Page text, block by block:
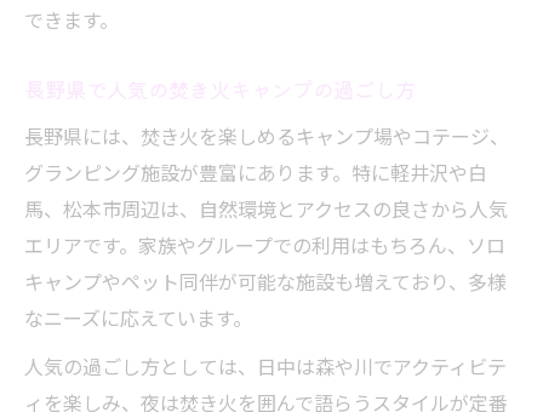
報
焚き火を楽しむ長野キャンプの必須ポイン
ト
アウトドア派向け長野県焚き火キャンプの
工夫
焚き火と自然体験を深める長野キャンプの
魅力
できます。
長野県には、焚き火を楽しめるキャンプ場やコテージ、
グランピング施設が豊富にあります。特に軽井沢や白
馬、松本市周辺は、自然環境とアクセスの良さから人気
エリアです。家族やグループでの利用はもちろん、ソロ
キャンプやペット同伴が可能な施設も増えており、多様
なニーズに応えています。
人気の過ごし方としては、日中は森や川でアクティビテ
ィを楽しみ、夜は焚き火を囲んで語らうスタイルが定番